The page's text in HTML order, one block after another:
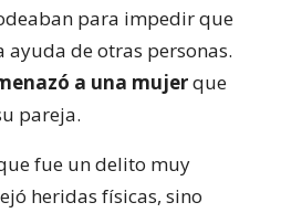
para impedir que
ayuda de otras personas.
a una mujerque
pareja.
fue un delito muy
heridas físicas, sino